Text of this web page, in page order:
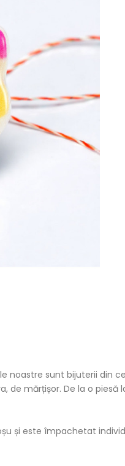
noastre sunt bijuterii
de mărțișor. De la o
și este împachetat